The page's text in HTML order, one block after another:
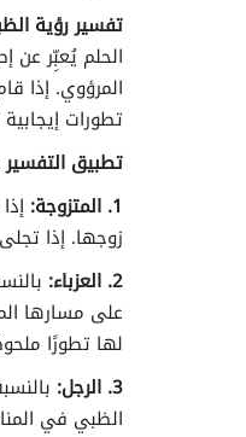
تفسير رؤية
الحلم يُعبِّر عن
المرؤوي. إذا
تطورات
تطبيق
1. المتزوجة:
زوجها. إذا
2. العزباء:
على مسارها
لها تطورًا
3. الرجل:
الظبي في